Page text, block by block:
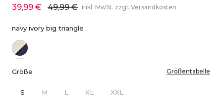
39,99 € 49,99 € inkl. MwSt. zzgl. Versandkosten
navy ivory big triangle
Größe Größentabelle
S M L XL XXL